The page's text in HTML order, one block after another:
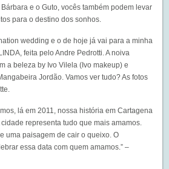
e o Guto, vocês também podem levar
para o destino dos sonhos.
wedding e o de hoje já vai para a minha
feita pelo Andre Pedrotti. A noiva
a beleza by Ivo Vilela (Ivo makeup) e
Jordão. Vamos ver tudo? As fotos
lá em 2011, nossa história em Cartagena
representa tudo que mais amamos.
uma paisagem de cair o queixo. O
essa data com quem amamos.” –